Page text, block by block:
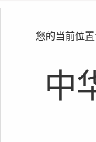
您的当前位置:
中